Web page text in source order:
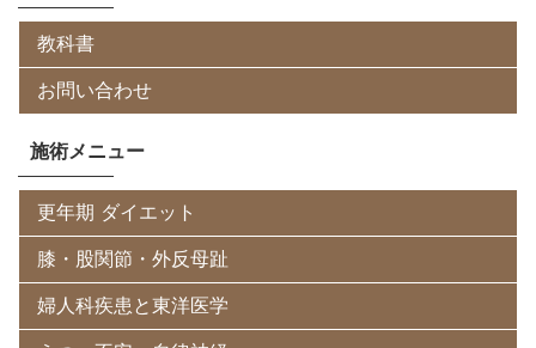
教科書
お問い合わせ
施術メニュー
更年期 ダイエット
膝・股関節・外反母趾
婦人科疾患と東洋医学